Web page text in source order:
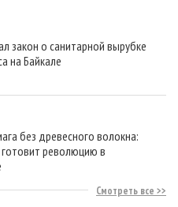
закон о санитарной вырубке
на Байкале
без древесного волокна:
революцию в
Смотреть все